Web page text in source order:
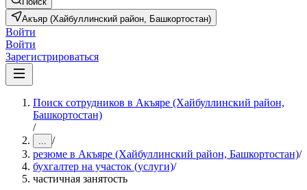
Акъяр (Хайбуллинский район, Башкортостан)
Войти
Войти
Зарегистрироваться
Поиск сотрудников в Акъяре (Хайбуллинский район,
Башкортостан)
/
... /
резюме в Акъяре (Хайбуллинский район, Башкортостан)/
бухгалтер на участок (услуги)/
частичная занятость